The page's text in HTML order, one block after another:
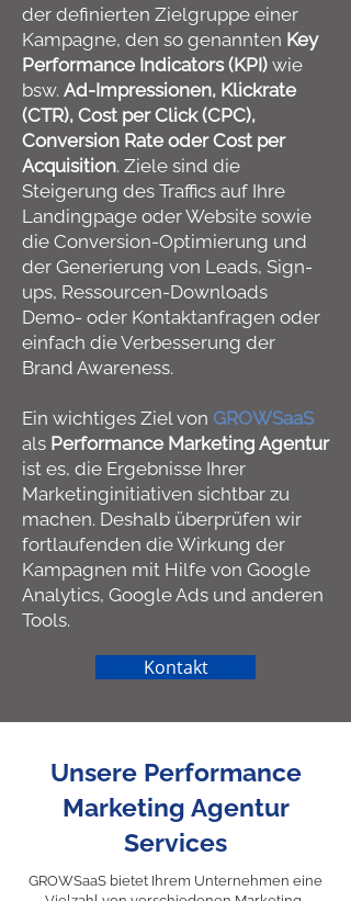
der definierten Zielgruppe einer
Kampagne, den so genannten Key
Performance Indicators (KPI) wie
bsw. Ad-Impressionen, Klickrate
(CTR), Cost per Click (CPC),
Conversion Rate oder Cost per
Acquisition. Ziele sind die
Steigerung des Traffics auf Ihre
Landingpage oder Website sowie
die Conversion-Optimierung und
der Generierung von Leads, Sign-
ups, Ressourcen-Downloads
Demo- oder Kontaktanfragen oder
einfach die Verbesserung der
Brand Awareness.
Ein wichtiges Ziel von GROWSaaS
als Performance Marketing Agentur
ist es, die Ergebnisse Ihrer
Marketinginitiativen sichtbar zu
machen. Deshalb überprüfen wir
fortlaufenden die Wirkung der
Kampagnen mit Hilfe von Google
Analytics, Google Ads und anderen
Tools.
Kontakt
Unsere Performance
Marketing Agentur
Services
GROWSaaS bietet Ihrem Unternehmen eine